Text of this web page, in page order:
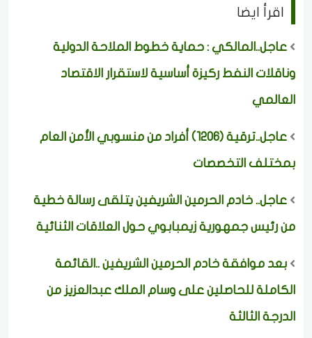
اقرأ ايضا
عاجل..المالكي : حماية خطوط الملاحة الدولية
وناقلات النفط ركيزة أساسية لاستقرار الاقتصاد
العالمي
عاجل..ترقية (1206) أفراد من منسوبي الأمن العام
بمختلف التخصصات
عاجل.. خادم الحرمين الشريفين يتلقى رسالة خطية
من رئيس جمهورية زيمبابوي حول العلاقات الثنائية
بعد موافقة خادم الحرمين الشريفين ..القائمة
الكاملة للحاصلين على وسام الملك عبدالعزيز من
الدرجة الثالثة